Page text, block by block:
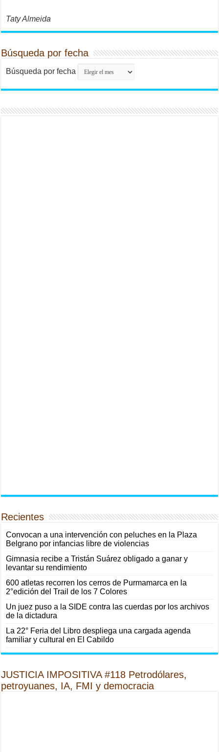
Taty Almeida
Búsqueda por fecha
Búsqueda por fecha
Recientes
Convocan a una intervención con peluches en la Plaza
Belgrano por infancias libre de violencias
Gimnasia recibe a Tristán Suárez obligado a ganar y
levantar su rendimiento
600 atletas recorren los cerros de Purmamarca en la
2°edición del Trail de los 7 Colores
Un juez puso a la SIDE contra las cuerdas por los archivos
de la dictadura
La 22° Feria del Libro despliega una cargada agenda
familiar y cultural en El Cabildo
JUSTICIA IMPOSITIVA #118 Petrodólares,
petroyuanes, IA, FMI y democracia